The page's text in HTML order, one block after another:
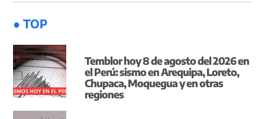
● TOP
Temblor hoy 8 de agosto del 2026 en
el Perú: sismo en Arequipa, Loreto,
Chupaca, Moquegua y en otras
regiones